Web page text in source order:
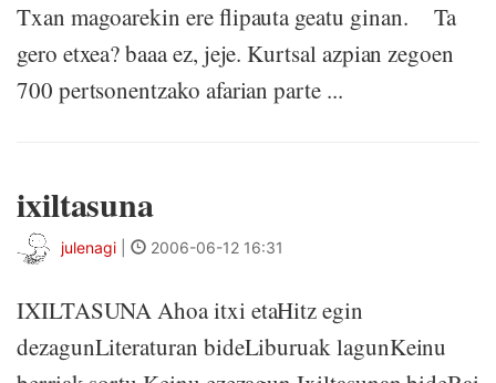
Txan magoarekin ere flipauta geatu ginan. Ta
gero etxea? baaa ez, jeje. Kurtsal azpian zegoen
700 pertsonentzako afarian parte ...
ixiltasuna
julenagi 2006-06-12 16:31
IXILTASUNA Ahoa itxi etaHitz egin
dezagunLiteraturan bideLiburuak lagunKeinu